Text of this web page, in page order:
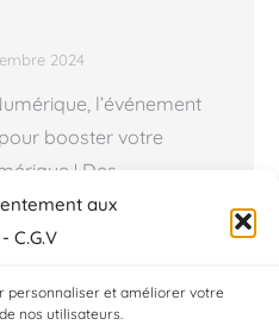
aux
C.G.V
personnaliser et améliorer votre
nos utilisateurs.
2024
l’événement
booster votre
! Des
conseils, des
et même des
de conférences,